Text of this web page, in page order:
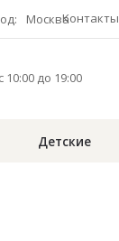
Москва
10:00 до 19:00
Контакты
Детские